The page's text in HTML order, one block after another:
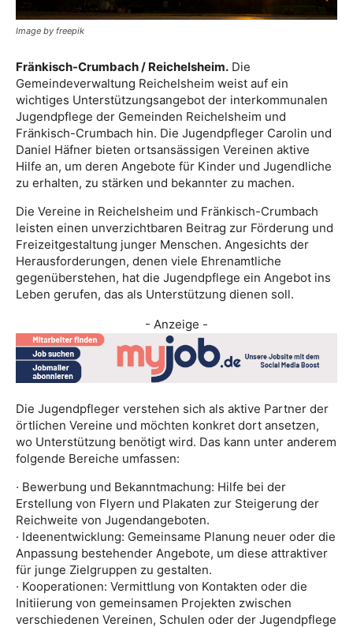
Image by freepik
Fränkisch-Crumbach / Reichelsheim. Die
Gemeindeverwaltung Reichelsheim weist auf ein
wichtiges Unterstützungsangebot der interkommunalen
Jugendpflege der Gemeinden Reichelsheim und
Fränkisch-Crumbach hin. Die Jugendpfleger Carolin und
Daniel Häfner bieten ortsansässigen Vereinen aktive
Hilfe an, um deren Angebote für Kinder und Jugendliche
zu erhalten, zu stärken und bekannter zu machen.
Die Vereine in Reichelsheim und Fränkisch-Crumbach
leisten einen unverzichtbaren Beitrag zur Förderung und
Freizeitgestaltung junger Menschen. Angesichts der
Herausforderungen, denen viele Ehrenamtliche
gegenüberstehen, hat die Jugendpflege ein Angebot ins
Leben gerufen, das als Unterstützung dienen soll.
- Anzeige -
Die Jugendpfleger verstehen sich als aktive Partner der
örtlichen Vereine und möchten konkret dort ansetzen,
wo Unterstützung benötigt wird. Das kann unter anderem
folgende Bereiche umfassen:
· Bewerbung und Bekanntmachung: Hilfe bei der
Erstellung von Flyern und Plakaten zur Steigerung der
Reichweite von Jugendangeboten.
· Ideenentwicklung: Gemeinsame Planung neuer oder die
Anpassung bestehender Angebote, um diese attraktiver
für junge Zielgruppen zu gestalten.
· Kooperationen: Vermittlung von Kontakten oder die
Initiierung von gemeinsamen Projekten zwischen
verschiedenen Vereinen, Schulen oder der Jugendpflege